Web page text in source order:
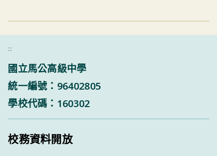
:::
國立馬公高級中學
統一編號：96402805
學校代碼：160302
校務資料開放